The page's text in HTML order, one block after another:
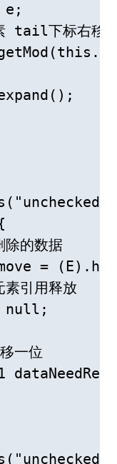
tail下标右移
的数据
=
引用释放
一位